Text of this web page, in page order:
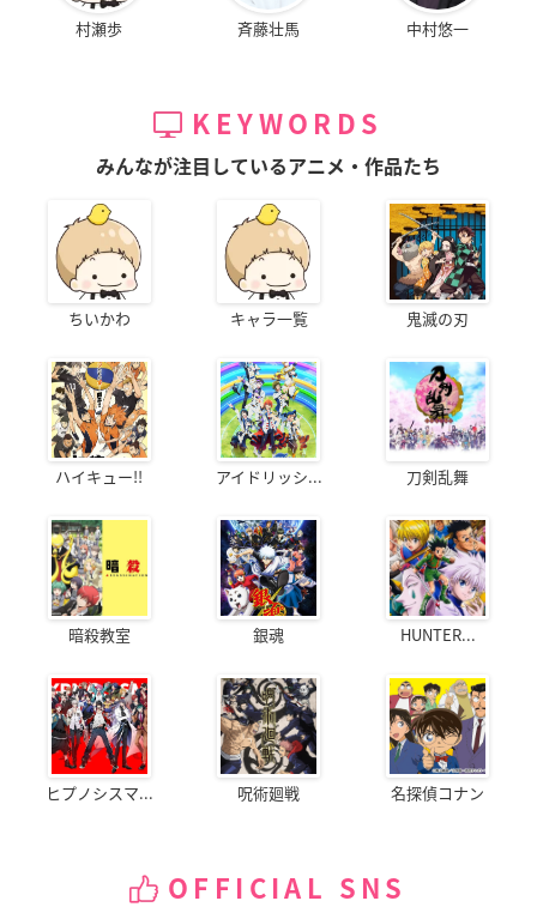
村瀬歩 斉藤壮馬 中村悠一
KEYWORDS
みんなが注目しているアニメ・作品たち
ちいかわ キャラ一覧 鬼滅の刃
ハイキュー!! アイドリッシ... 刀剣乱舞
暗殺教室 銀魂 HUNTER...
ヒプノシスマ... 呪術廻戦 名探偵コナン
OFFICIAL SNS